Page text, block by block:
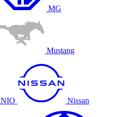
MG
Mustang
NIO Nissan